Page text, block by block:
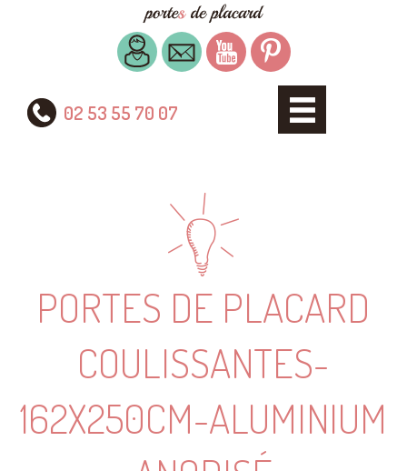
02 53 55 70 07
PORTES DE PLACARD
COULISSANTES-
162X250CM-ALUMINIUM